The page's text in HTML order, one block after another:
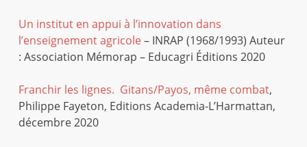
Un institut en appui à l’innovation dans
l’enseignement agricole – INRAP (1968/1993) Auteur
: Association Mémorap – Educagri Éditions 2020
Franchir les lignes. Gitans/Payos, même combat,
Philippe Fayeton, Editions Academia-L’Harmattan,
décembre 2020